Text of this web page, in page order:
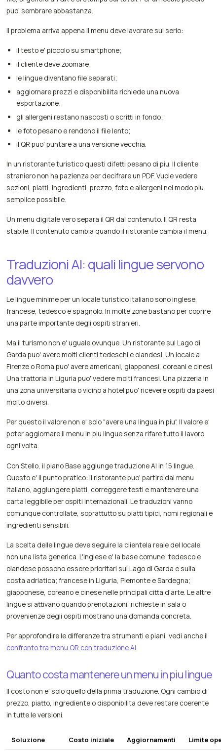
puo' sembrare abbastanza.
Il problema arriva appena il menu deve lavorare sul serio:
il testo e' piccolo su smartphone;
il cliente deve zoomare;
le lingue diventano file separati;
aggiornare prezzi e disponibilita richiede una nuova
esportazione;
gli allergeni restano nascosti o scritti in fondo;
le foto pesano e rendono il file lento;
il QR puo' puntare a una versione vecchia.
In un ristorante turistico questi difetti pesano di piu. Il cliente
straniero non ha pazienza per decifrare un PDF. Vuole vedere
sezioni, piatti, ingredienti, prezzo, foto e allergeni nel modo piu
semplice possibile.
Un menu digitale vero separa il QR dal contenuto. Il QR resta
stabile. Il contenuto cambia quando il ristorante cambia il menu.
Traduzioni AI: quali lingue servono
davvero
Le lingue minime per un locale turistico italiano sono inglese,
francese, tedesco e spagnolo. In molte zone bastano per coprire
una parte importante degli ospiti stranieri.
Ma il turismo non e' uguale ovunque. Un ristorante sul Lago di
Garda puo' avere molti clienti tedeschi e olandesi. Un locale a
Firenze o Roma puo' avere americani, giapponesi, coreani e cinesi.
Una trattoria in Liguria puo' vedere molti francesi. Una pizzeria in
una zona universitaria o vicino a hotel puo' ricevere ospiti da paesi
molto diversi.
Per questo il valore non e' solo "avere una lingua in piu". Il valore e'
poter aggiornare il menu in piu lingue senza rifare tutto il lavoro
ogni volta.
Con Stello, il piano Base aggiunge traduzione AI in 15 lingue.
Questo e' il punto pratico: il ristorante puo' partire dal menu
italiano, aggiungere piatti, correggere testi e mantenere una
carta leggibile per ospiti internazionali. Le traduzioni vanno
comunque controllate, soprattutto su piatti tipici, nomi regionali e
ingredienti sensibili.
La scelta delle lingue deve seguire la clientela reale del locale,
non una lista generica. L'inglese e' la base comune; tedesco e
olandese possono essere prioritari sul Lago di Garda e sulla
costa adriatica; francese in Liguria, Piemonte e Sardegna;
giapponese, coreano e cinese nelle principali citta d'arte. Le altre
lingue si attivano quando prenotazioni, richieste in sala o
provenienze degli ospiti mostrano una domanda concreta.
Per approfondire le differenze tra strumenti e piani, vedi anche il
confronto tra menu QR con traduzione AI.
Quanto costa mantenere un menu in piu lingue
Il costo non e' solo quello della prima traduzione. Ogni cambio di
prezzo, piatto, ingrediente o disponibilita deve restare coerente
in tutte le versioni.
Soluzione Costo iniziale Aggiornamenti Limite